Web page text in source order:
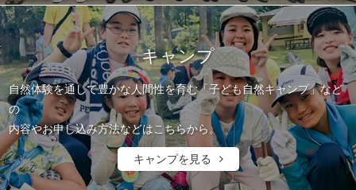
キャンプ
自然体験を通して豊かな人間性を育む「子ども自然キャンプ」など
の
内容やお申し込み方法などはこちらから。
キャンプを見る